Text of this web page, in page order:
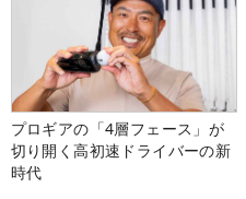
プロギアの「4層フェース」が
切り開く高初速ドライバーの新
時代